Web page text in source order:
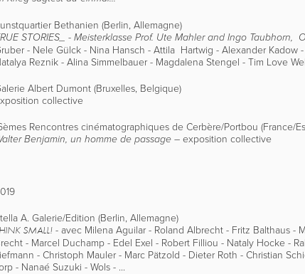
Bethanien (Berlin, Allemagne)
STORIES_ - Meisterklasse Prof. Ute Mahler and Ingo Taubhorn,
- Nele Gülck - Nina Hansch - Attila Hartwig - Alexander Kadow
Reznik - Alina Simmelbauer - Magdalena Stengel - Tim Love
Albert Dumont (Bruxelles, Belgique)
collective
Rencontres cinématographiques de Cerbère/Portbou (France/
Benjamin, un homme de passage – exposition collective
A. Galerie/Edition (Berlin, Allemagne)
SMALL! - avec Milena Aguilar - Roland Albrecht - Fritz Balthaus
- Marcel Duchamp - Edel Exel - Robert Filliou - Nataly Hocke -
- Christoph Mauler - Marc Pätzold - Dieter Roth - Christian
- Nanaé Suzuki - Wols - ...